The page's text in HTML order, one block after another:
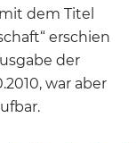
dem Titel
erschien
der
war aber